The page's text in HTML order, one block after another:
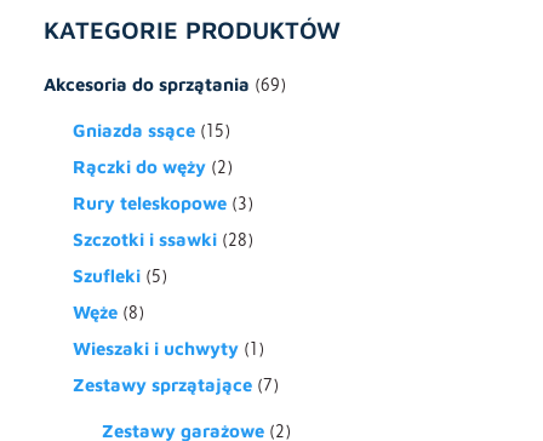
KATEGORIE PRODUKTÓW
Akcesoria do sprzątania (69)
Gniazda ssące (15)
Rączki do węży (2)
Rury teleskopowe (3)
Szczotki i ssawki (28)
Szufleki (5)
Węże (8)
Wieszaki i uchwyty (1)
Zestawy sprzątające (7)
Zestawy garażowe (2)